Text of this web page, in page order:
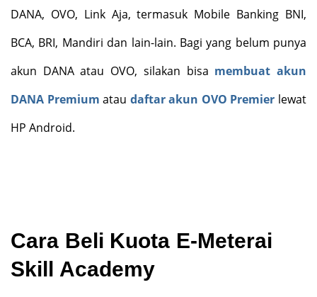
DANA, OVO, Link Aja, termasuk Mobile Banking BNI,
BCA, BRI, Mandiri dan lain-lain. Bagi yang belum punya
akun DANA atau OVO, silakan bisa membuat akun
DANA Premium atau daftar akun OVO Premier lewat
HP Android.
Cara Beli Kuota E-Meterai
Skill Academy